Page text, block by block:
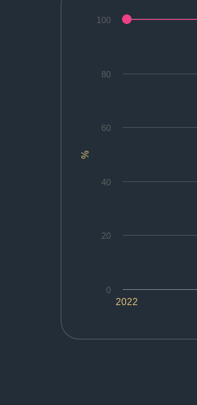
%
2022
0
20
40
60
80
100